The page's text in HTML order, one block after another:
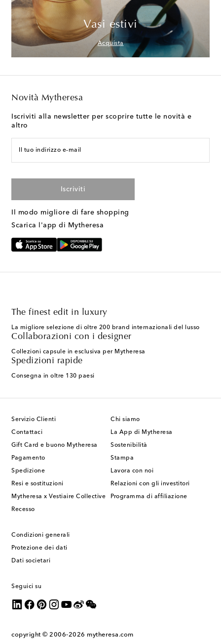
Vasi estivi
Acquista
Novità Mytheresa
Iscriviti alla newsletter per scoprire tutte le novità e
altro
Il tuo indirizzo e-mail
Iscriviti
Il modo migliore di fare shopping
Scarica l'app di Mytheresa
The finest edit in luxury
La migliore selezione di oltre 200 brand internazionali del lusso
Collaborazioni con i designer
Collezioni capsule in esclusiva per Mytheresa
Spedizioni rapide
Consegna in oltre 130 paesi
Servizio Clienti
Contattaci
Gift Card e buono Mytheresa
Pagamento
Spedizione
Resi e sostituzioni
Mytheresa x Vestiaire Collective
Recesso
Chi siamo
La App di Mytheresa
Sostenibilità
Stampa
Lavora con noi
Relazioni con gli investitori
Programma di affiliazione
Condizioni generali
Protezione dei dati
Dati societari
Seguici su
copyright © 2006-2026 mytheresa.com